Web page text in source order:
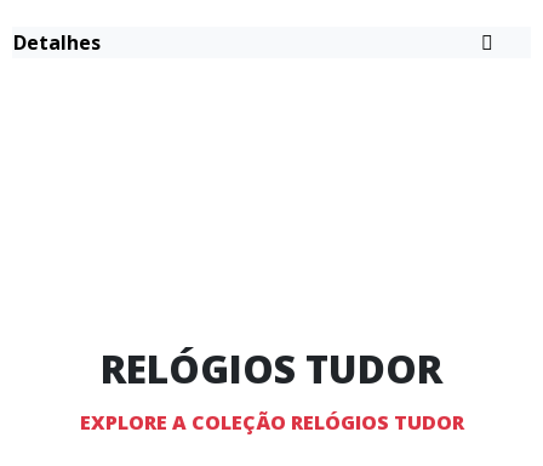
Detalhes
RELÓGIOS TUDOR
EXPLORE A COLEÇÃO RELÓGIOS TUDOR